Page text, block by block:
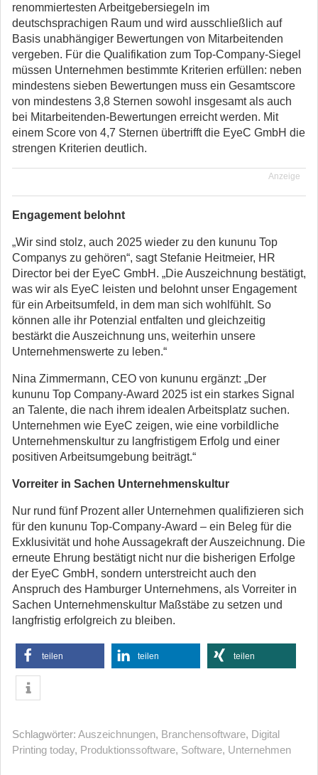
renommiertesten Arbeitgebersiegeln im
deutschsprachigen Raum und wird ausschließlich auf
Basis unabhängiger Bewertungen von Mitarbeitenden
vergeben. Für die Qualifikation zum Top-Company-Siegel
müssen Unternehmen bestimmte Kriterien erfüllen: neben
mindestens sieben Bewertungen muss ein Gesamtscore
von mindestens 3,8 Sternen sowohl insgesamt als auch
bei Mitarbeitenden-Bewertungen erreicht werden. Mit
einem Score von 4,7 Sternen übertrifft die EyeC GmbH die
strengen Kriterien deutlich.
Anzeige
Engagement belohnt
„Wir sind stolz, auch 2025 wieder zu den kununu Top
Companys zu gehören“, sagt Stefanie Heitmeier, HR
Director bei der EyeC GmbH. „Die Auszeichnung bestätigt,
was wir als EyeC leisten und belohnt unser Engagement
für ein Arbeitsumfeld, in dem man sich wohlfühlt. So
können alle ihr Potenzial entfalten und gleichzeitig
bestärkt die Auszeichnung uns, weiterhin unsere
Unternehmenswerte zu leben.“
Nina Zimmermann, CEO von kununu ergänzt: „Der
kununu Top Company-Award 2025 ist ein starkes Signal
an Talente, die nach ihrem idealen Arbeitsplatz suchen.
Unternehmen wie EyeC zeigen, wie eine vorbildliche
Unternehmenskultur zu langfristigem Erfolg und einer
positiven Arbeitsumgebung beiträgt.“
Vorreiter in Sachen Unternehmenskultur
Nur rund fünf Prozent aller Unternehmen qualifizieren sich
für den kununu Top-Company-Award – ein Beleg für die
Exklusivität und hohe Aussagekraft der Auszeichnung. Die
erneute Ehrung bestätigt nicht nur die bisherigen Erfolge
der EyeC GmbH, sondern unterstreicht auch den
Anspruch des Hamburger Unternehmens, als Vorreiter in
Sachen Unternehmenskultur Maßstäbe zu setzen und
langfristig erfolgreich zu bleiben.
teilen teilen teilen
Schlagwörter: Auszeichnungen, Branchensoftware, Digital
Printing today, Produktionssoftware, Software, Unternehmen